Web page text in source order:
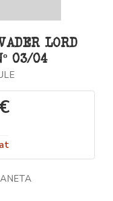
LORD
03/04